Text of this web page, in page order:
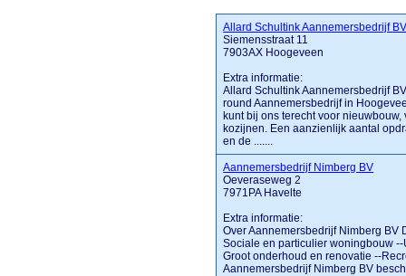
Allard Schultink Aannemersbedrijf
Siemensstraat 11
7903AX Hoogeveen
Extra informatie:
Allard Schultink Aannemersbedrijf
round Aannemersbedrijf in
kunt bij ons terecht voor
kozijnen. Een aanzienlijk aantal
en de .......
Aannemersbedrijf Nimberg BV
Oeveraseweg 2
7971PA Havelte
Extra informatie:
Over Aannemersbedrijf Nimberg BV
Sociale en particulier woningbouw
Groot onderhoud en renovatie --
Aannemersbedrijf Nimberg BV